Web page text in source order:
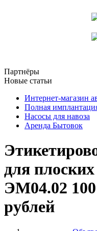
Партнёры
Новые статьи
Интернет-магазин
Полная
Насосы для навоза
Аренда Бытовок
для
ЭМ04.02
рублей